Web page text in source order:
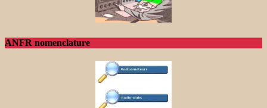
ANFR nomenclature